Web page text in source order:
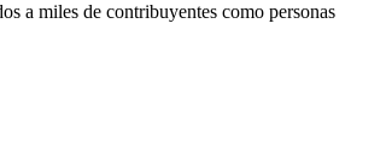
a miles de contribuyentes como personas